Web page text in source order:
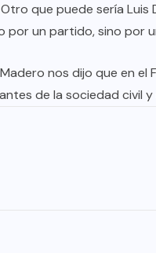
que puede sería Luis
por un partido, sino por
nos dijo que en
de la sociedad civil y